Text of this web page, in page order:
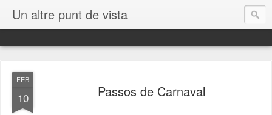
Un altre punt de vista
FEB
10 Passos de Carnaval